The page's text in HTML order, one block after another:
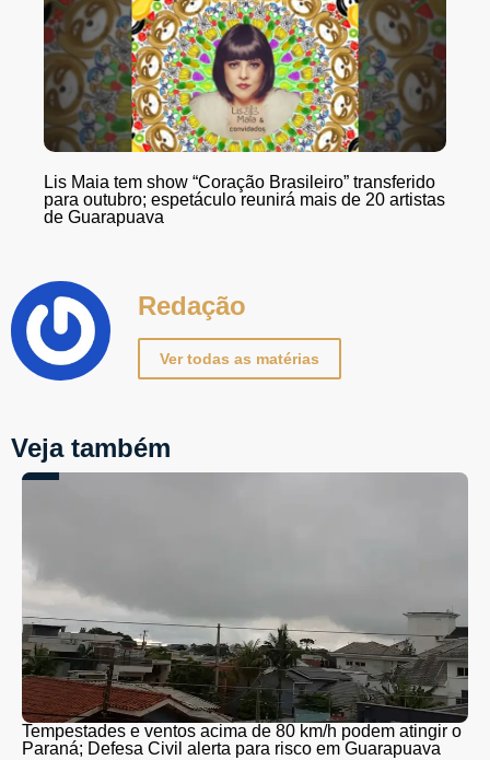
Lis Maia tem show “Coração Brasileiro” transferido
para outubro; espetáculo reunirá mais de 20 artistas
de Guarapuava
Redação
Ver todas as matérias
Veja também
Tempestades e ventos acima de 80 km/h podem atingir o
Paraná; Defesa Civil alerta para risco em Guarapuava